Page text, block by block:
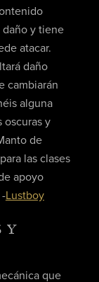
daño y tiene
atacar.
daño
cambiarán
alguna
oscuras y
de
las clases
apoyo
-Lustboy
Y
que